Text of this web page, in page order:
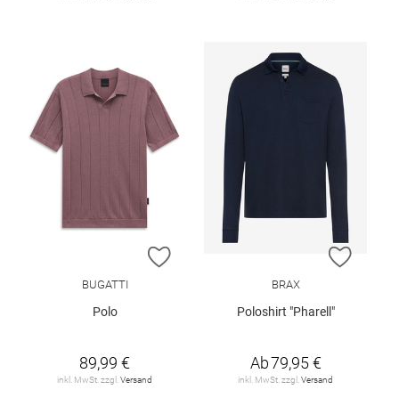
ZUR WUNSCHLISTE HINZUFÜGEN
BUGATTI
Polo
89,99 €
inkl. MwSt. zzgl. Versand
ZUR
BRAX
Poloshirt "Pharell"
Ab79,95 €
inkl. MwSt. zzgl. Versand